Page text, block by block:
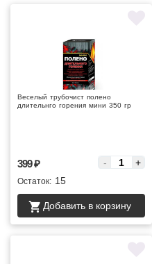
Веселый трубочист полено
длительнго горения мини 350 гр
399₽ - +
Остаток: 15
Добавить в корзину